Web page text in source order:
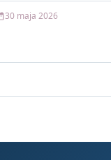
30 maja 2026